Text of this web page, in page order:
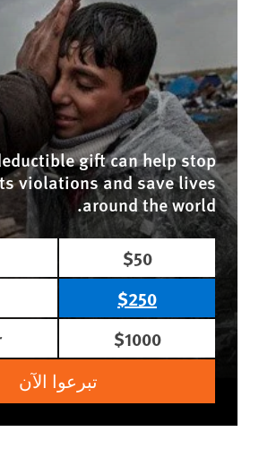
gift can help stop
violations and save lives
around the world.
$50
$250
$1000
تبرعوا الآن